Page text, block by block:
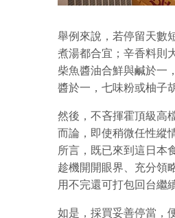
舉例來說，若停留天數
煮湯都合宜；辛香料則
柴魚醬油合鮮與鹹於一
醬於一，七味粉或柚子
然後，不吝揮霍頂級高
而論，即使稍微任性縱
所言，既已來到這日本
趁機開開眼界、充分領
用不完還可打包回台繼
如是，採買妥善停當，